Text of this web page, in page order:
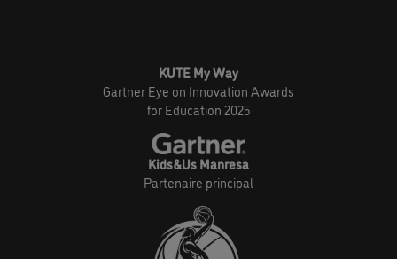
KUTE My Way
Gartner Eye on Innovation Awards
for Education 2025
Kids&Us Manresa
Partenaire principal